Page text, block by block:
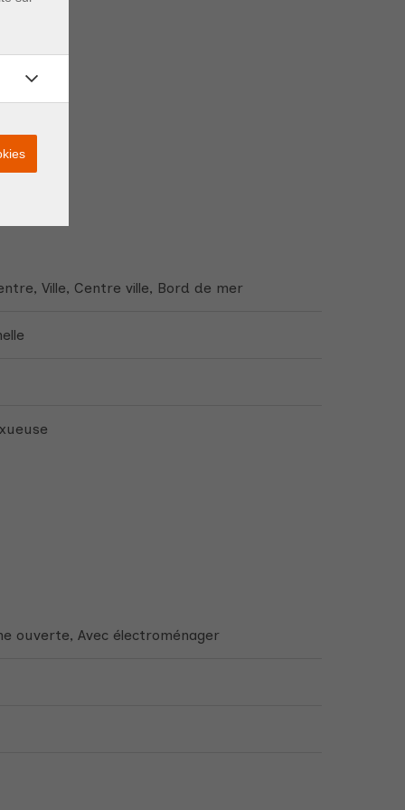
Ville, Centre ville, Bord de mer
ouverte, Avec électroménager